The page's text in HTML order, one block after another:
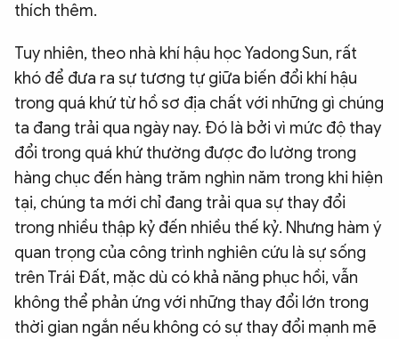
thích thêm.
Tuy nhiên, theo nhà khí hậu học Yadong Sun, rất
khó để đưa ra sự tương tự giữa biến đổi khí hậu
trong quá khứ từ hồ sơ địa chất với những gì chúng
ta đang trải qua ngày nay. Đó là bởi vì mức độ thay
đổi trong quá khứ thường được đo lường trong
hàng chục đến hàng trăm nghìn năm trong khi hiện
tại, chúng ta mới chỉ đang trải qua sự thay đổi
trong nhiều thập kỷ đến nhiều thế kỷ. Nhưng hàm ý
quan trọng của công trình nghiên cứu là sự sống
trên Trái Đất, mặc dù có khả năng phục hồi, vẫn
không thể phản ứng với những thay đổi lớn trong
thời gian ngắn nếu không có sự thay đổi mạnh mẽ